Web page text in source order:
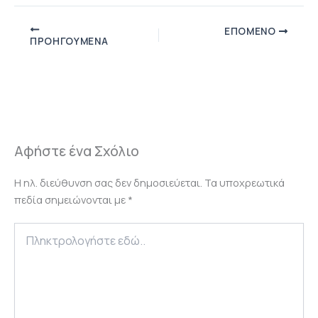
ΠΡΟΗΓΟΎΜΕΝΑ
ΕΠΌΜΕΝΟ
Αφήστε ένα Σχόλιο
Η ηλ. διεύθυνση σας δεν δημοσιεύεται. Τα υποχρεωτικά
πεδία σημειώνονται με *
εδώ..